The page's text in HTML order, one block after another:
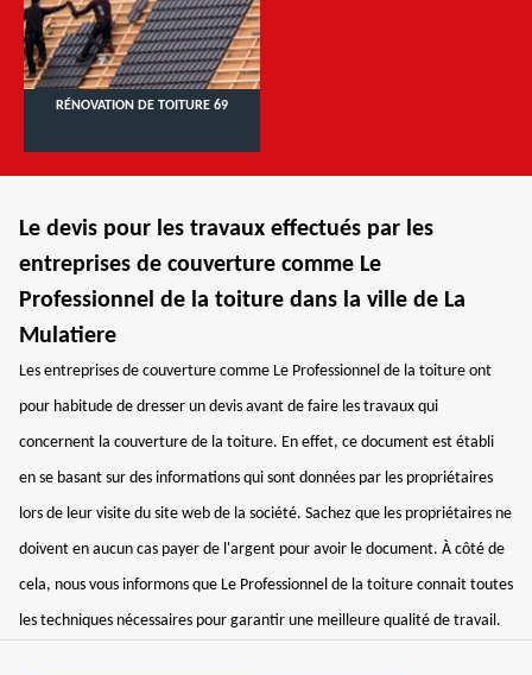
RÉNOVATION DE TOITURE 69
Le devis pour les travaux effectués par les
entreprises de couverture comme Le
Professionnel de la toiture dans la ville de La
Mulatiere
Les entreprises de couverture comme Le Professionnel de la toiture ont
pour habitude de dresser un devis avant de faire les travaux qui
concernent la couverture de la toiture. En effet, ce document est établi
en se basant sur des informations qui sont données par les propriétaires
lors de leur visite du site web de la société. Sachez que les propriétaires ne
doivent en aucun cas payer de l'argent pour avoir le document. À côté de
cela, nous vous informons que Le Professionnel de la toiture connait toutes
les techniques nécessaires pour garantir une meilleure qualité de travail.